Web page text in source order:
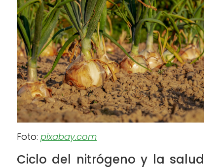
Foto: pixabay.com
Ciclo del nitrógeno y la salud